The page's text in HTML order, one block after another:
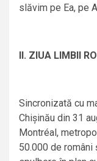
slăvim pe Ea, pe
II. ZIUA LIMBII
Sincronizată cu
Chișinău din 31
Montréal,
50.000 de